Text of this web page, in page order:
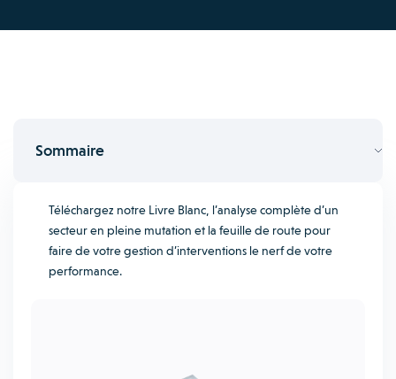
Sommaire
Téléchargez notre Livre Blanc, l’analyse complète d’un
secteur en pleine mutation et la feuille de route pour
faire de votre gestion d’interventions le nerf de votre
performance.